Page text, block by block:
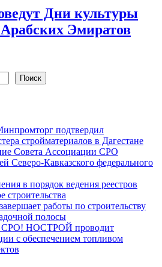
Дни культуры
Эмиратов
Поиск
подтвердил
стройматериалов в Дагестане
Совета Ассоциации СРО
Северо-Кавказского федерального
в порядок ведения реестров
строительства
работы по строительству
полосы
СРО! НОСТРОЙ проводит
с обеспечением топливом